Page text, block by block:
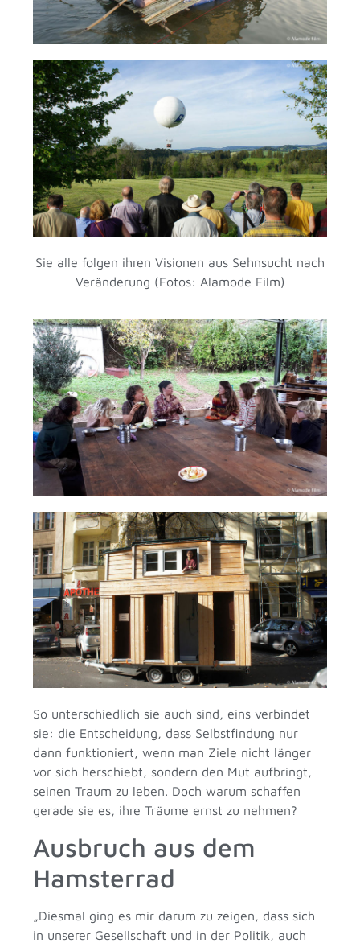
Sie alle folgen ihren Visionen aus Sehnsucht nach
Veränderung (Fotos: Alamode Film)
So unterschiedlich sie auch sind, eins verbindet
sie: die Entscheidung, dass Selbstfindung nur
dann funktioniert, wenn man Ziele nicht länger
vor sich herschiebt, sondern den Mut aufbringt,
seinen Traum zu leben. Doch warum schaffen
gerade sie es, ihre Träume ernst zu nehmen?
Ausbruch aus dem
Hamsterrad
„Diesmal ging es mir darum zu zeigen, dass sich
in unserer Gesellschaft und in der Politik, auch